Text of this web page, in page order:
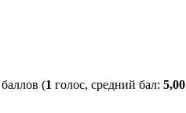
(1 голос, средний бал: 5,00